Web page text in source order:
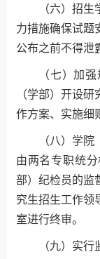
（六）招
力措施确保试题
公布之前不得泄
（七）加
（学部）开设
作方案、实施细
（八）学
由两名专职统
部）纪检员的监
究生招生工作领
室进行终审。
（九）实